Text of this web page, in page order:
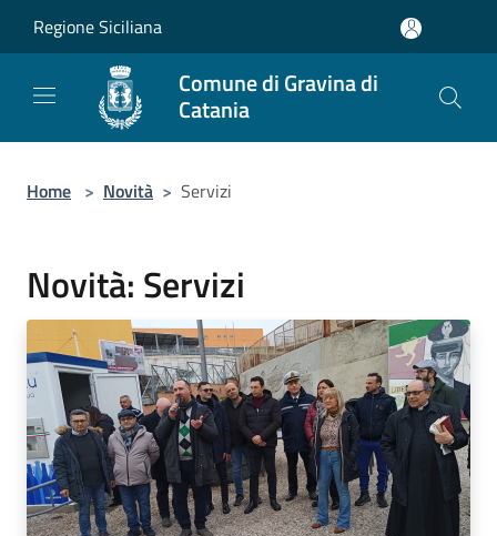
Regione Siciliana
Comune di Gravina di
Catania
Home > Novità > Servizi
Novità: Servizi